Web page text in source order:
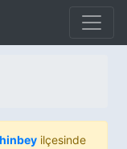
ilçesinde